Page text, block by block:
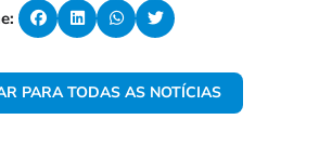
PARA TODAS AS NOTÍCIAS